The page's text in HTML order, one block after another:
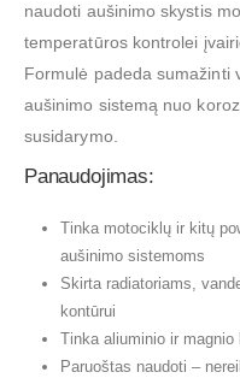
naudoti aušinimo skystis
temperatūros kontrolei
Formulė padeda sumažinti
aušinimo sistemą nuo
susidarymo.
Panaudojimas:
Tinka motociklų ir kitų
aušinimo sistemoms
Skirta radiatoriams,
kontūrui
Tinka aliuminio ir magnio
Paruoštas naudoti –